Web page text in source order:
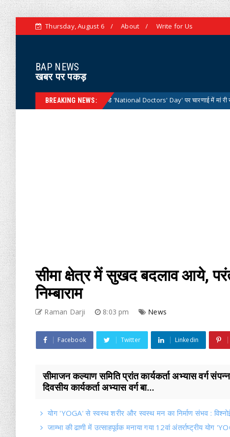
Thursday, August 6 About Write for Us
BAP NEWS
खबर पर पकड़
BREAKING NEWS:
राष्ट्रीय डॉक्टर्स डे 'National Doctors' Day' पर चारणाई में मां री संभाल कार्यक्रम
सीमा क्षेत्र में सुखद बदलाव आये,
निम्बाराम
Raman Darji 8:03 pm News
Facebook Twitter Linkedin
सीमाजन कल्याण समिति प्रांत कार्यकर्ता अभ्यास वर्ग
दिवसीय कार्यकर्ता अभ्यास वर्ग बा...
योग 'YOGA' से स्वस्थ शरीर और स्वस्थ मन का निर्माण संभव :
जाम्भा की ढाणी में उत्साहपूर्वक मनाया गया 12वां अंतर्राष्ट्रीय योग